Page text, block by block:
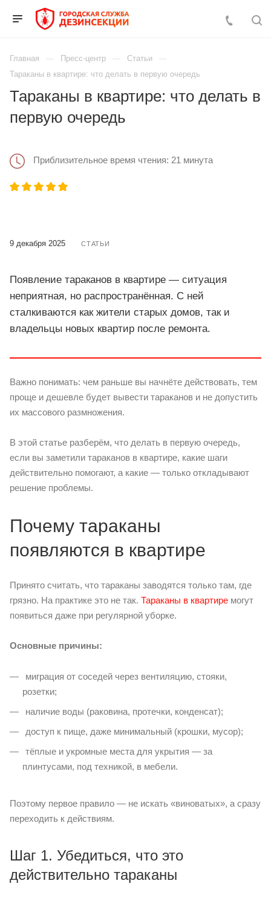
Главная Пресс-центр
Статьи
Тараканы в квартире: что делать в первую очередь
Тараканы в квартире: что делать в
первую очередь
Приблизительное время чтения: 21 минута
9 декабря 2025 СТАТЬИ
Появление тараканов в квартире — ситуация
неприятная, но распространённая. С ней
сталкиваются как жители старых домов, так и
владельцы новых квартир после ремонта.
Важно понимать: чем раньше вы начнёте действовать, тем
проще и дешевле будет вывести тараканов и не допустить
их массового размножения.
В этой статье разберём, что делать в первую очередь,
если вы заметили тараканов в квартире, какие шаги
действительно помогают, а какие — только откладывают
решение проблемы.
Почему тараканы
появляются в квартире
Принято считать, что тараканы заводятся только там, где
грязно. На практике это не так. Тараканы в квартире могут
появиться даже при регулярной уборке.
Основные причины:
миграция от соседей через вентиляцию, стояки,
розетки;
наличие воды (раковина, протечки, конденсат);
доступ к пище, даже минимальный (крошки, мусор);
тёплые и укромные места для укрытия — за
плинтусами, под техникой, в мебели.
Поэтому первое правило — не искать «виноватых», а сразу
переходить к действиям.
Шаг 1. Убедиться, что это
действительно тараканы